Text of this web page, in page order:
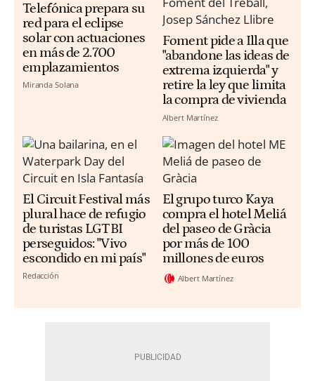
Telefónica prepara su
red para el eclipse
solar con actuaciones
en más de 2.700
emplazamientos
Miranda Solana
Foment pide a Illa que
"abandone las ideas de
extrema izquierda" y
retire la ley que limita
la compra de vivienda
Albert Martínez
El Circuit Festival más
plural hace de refugio
de turistas LGTBI
perseguidos: "Vivo
escondido en mi país"
Redacción
El grupo turco Kaya
compra el hotel Meliá
del paseo de Gràcia
por más de 100
millones de euros
Albert Martínez